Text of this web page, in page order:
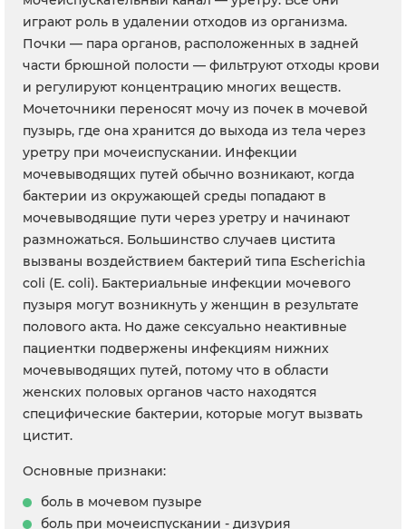
играют роль в удалении отходов из организма.
Почки — пара органов, расположенных в задней
части брюшной полости — фильтруют отходы крови
и регулируют концентрацию многих веществ.
Мочеточники переносят мочу из почек в мочевой
пузырь, где она хранится до выхода из тела через
уретру при мочеиспускании. Инфекции
мочевыводящих путей обычно возникают, когда
бактерии из окружающей среды попадают в
мочевыводящие пути через уретру и начинают
размножаться. Большинство случаев цистита
вызваны воздействием бактерий типа Escherichia
coli (E. coli). Бактериальные инфекции мочевого
пузыря могут возникнуть у женщин в результате
полового акта. Но даже сексуально неактивные
пациентки подвержены инфекциям нижних
мочевыводящих путей, потому что в области
женских половых органов часто находятся
специфические бактерии, которые могут вызвать
цистит.
Основные признаки:
боль в мочевом пузыре
боль при мочеиспускании - дизурия